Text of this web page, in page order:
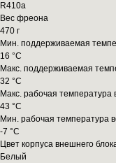
R410a
Вес фреона
470 г
Мин. поддерживаемая
16 °С
Макс. поддерживаемая
32 °С
Макс. рабочая температура
43 °С
Мин. рабочая температура
-7 °С
Цвет корпуса внешнего
Белый